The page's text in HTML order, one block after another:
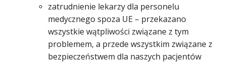
zatrudnienie lekarzy dla personelu
medycznego spoza UE – przekazano
wszystkie wątpliwości związane z tym
problemem, a przede wszystkim związane z
bezpieczeństwem dla naszych pacjentów